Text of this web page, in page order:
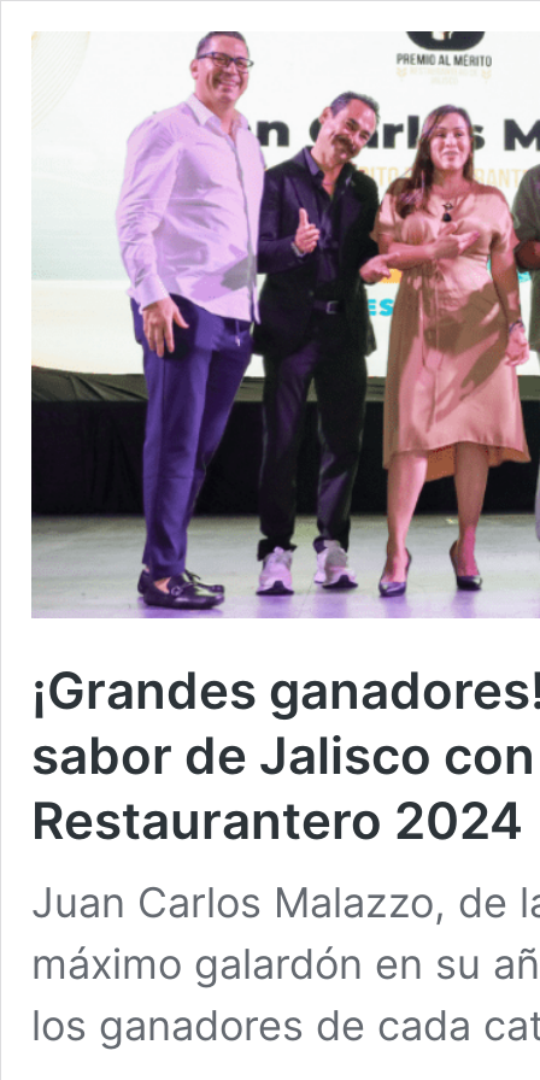
¡Grandes
sabor de Jalisco
Restaurantero 2024
Juan Carlos Malazzo, de
máximo galardón en su
los ganadores de cada